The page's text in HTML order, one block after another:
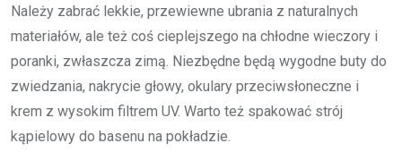
Należy zabrać lekkie, przewiewne ubrania z naturalnych
materiałów, ale też coś cieplejszego na chłodne wieczory i
poranki, zwłaszcza zimą. Niezbędne będą wygodne buty do
zwiedzania, nakrycie głowy, okulary przeciwsłoneczne i
krem z wysokim filtrem UV. Warto też spakować strój
kąpielowy do basenu na pokładzie.